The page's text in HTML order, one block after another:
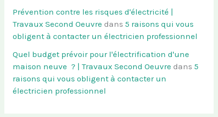
Prévention contre les risques d'électricité |
Travaux Second Oeuvre dans5 raisons qui vous
obligent à contacter un électricien professionnel
Quel budget prévoir pour l'électrification d'une
maison neuve ? | Travaux Second Oeuvre dans5
raisons qui vous obligent à contacter un
électricien professionnel